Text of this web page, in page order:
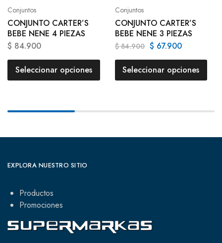
Conjuntos
CONJUNTO CARTER’S
BEBE NENE 4 PIEZAS
$ 84.900
Seleccionar opciones
Conjuntos
CONJUNTO CARTER’S
BEBE NENE 3 PIEZAS
$84.900 $ 67.900
Seleccionar opciones
EXPLORA NUESTRO SITIO
Productos
Promociones